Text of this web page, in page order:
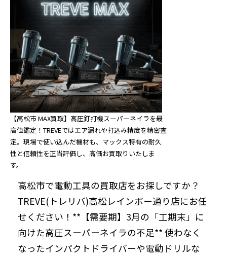
【高松市 MAX買取】高圧釘打機スーパーネイラを最
高値鑑定！TREVEではエア漏れや打込み精度を精密査
定。現場で使い込んだ機材も、マックス特有の耐久
性と信頼性を正当評価し、高価お買取りいたしま
す。
高松市で電動工具の買取店をお探しですか？
TREVE(トレリバ)高松レインボー通り店にお任
せください！**【需要期】3月の「工期末」に
向けた高圧スーパーネイラの不足** 使わなく
なったインパクトドライバーや電動ドリルな